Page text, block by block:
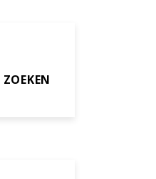
ZOEKEN